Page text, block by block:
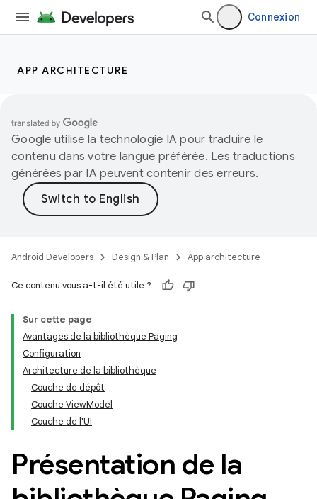
Connexion
APP ARCHITECTURE
Google utilise la technologie IA pour traduire le
contenu dans votre langue préférée. Les traductions
générées par IA peuvent contenir des erreurs.
Android Developers Design & Plan App architecture
Ce contenu vous a-t-il été utile ?
Sur cette page
Avantages de la bibliothèque Paging
Configuration
Architecture de la bibliothèque
Couche de dépôt
Couche ViewModel
Couche de l'UI
Présentation de la